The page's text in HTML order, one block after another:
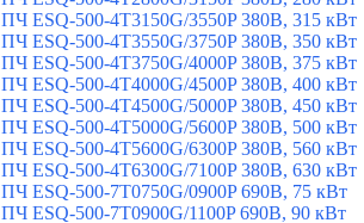
ПЧ ESQ-500-4T3150G/3550P 380В, 315 кВт
ПЧ ESQ-500-4T3550G/3750P 380В, 350 кВт
ПЧ ESQ-500-4T3750G/4000P 380В, 375 кВт
ПЧ ESQ-500-4T4000G/4500P 380В, 400 кВт
ПЧ ESQ-500-4T4500G/5000P 380В, 450 кВт
ПЧ ESQ-500-4T5000G/5600P 380В, 500 кВт
ПЧ ESQ-500-4T5600G/6300P 380В, 560 кВт
ПЧ ESQ-500-4T6300G/7100P 380В, 630 кВт
ПЧ ESQ-500-7T0750G/0900P 690В, 75 кВт
ПЧ ESQ-500-7T0900G/1100P 690В, 90 кВт